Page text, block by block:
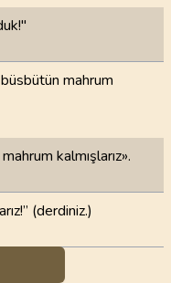
mahrum
kalmışlarız».
(derdiniz.)